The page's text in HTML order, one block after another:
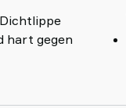
hart gegen